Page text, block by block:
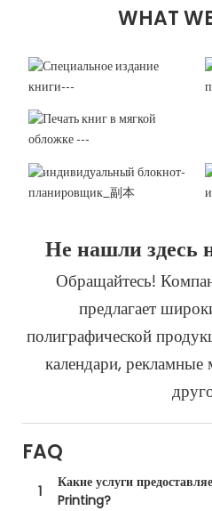
WHAT
Не нашли здесь
Обращайтесь!
предлагает
полиграфической
календари,
FAQ
1
Какие услуги
Printing?